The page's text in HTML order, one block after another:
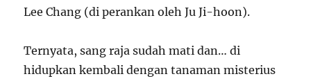
Lee Chang (di perankan oleh Ju Ji-hoon).
Ternyata, sang raja sudah mati dan… di
hidupkan kembali dengan tanaman misterius